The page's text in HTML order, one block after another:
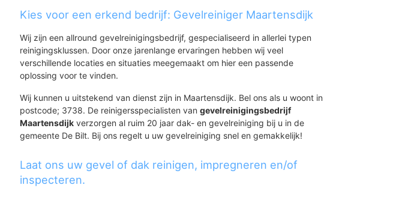
Kies voor een erkend bedrijf: Gevelreiniger Maartensdijk
Wij zijn een allround gevelreinigingsbedrijf, gespecialiseerd in allerlei typen
reinigingsklussen. Door onze jarenlange ervaringen hebben wij veel
verschillende locaties en situaties meegemaakt om hier een passende
oplossing voor te vinden.
Wij kunnen u uitstekend van dienst zijn in Maartensdijk. Bel ons als u woont in
postcode; 3738. De reinigersspecialisten van gevelreinigingsbedrijf
Maartensdijk verzorgen al ruim 20 jaar dak- en gevelreiniging bij u in de
gemeente De Bilt. Bij ons regelt u uw gevelreiniging snel en gemakkelijk!
Laat ons uw gevel of dak reinigen, impregneren en/of
inspecteren.